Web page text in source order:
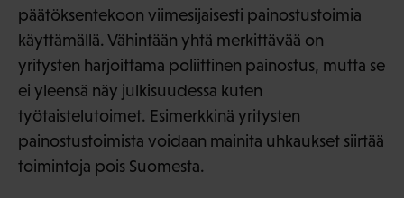
päätöksentekoon viimesijaisesti painostustoimia
käyttämällä. Vähintään yhtä merkittävää on
yritysten harjoittama poliittinen painostus, mutta se
ei yleensä näy julkisuudessa kuten
työtaistelutoimet. Esimerkkinä yritysten
painostustoimista voidaan mainita uhkaukset siirtää
toimintoja pois Suomesta.